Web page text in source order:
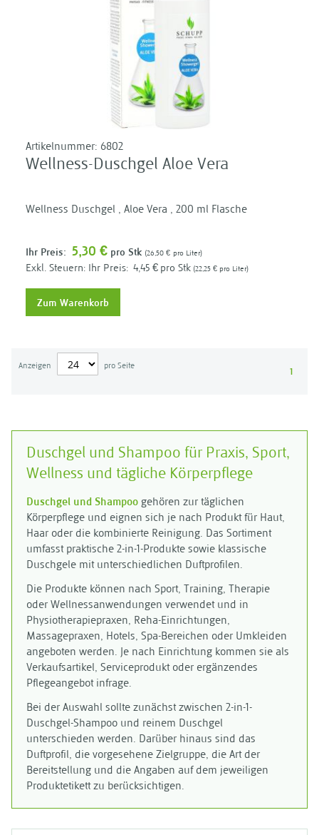
Artikelnummer: 6802
Wellness-Duschgel Aloe Vera
Wellness Duschgel , Aloe Vera , 200 ml Flasche
Ihr Preis: 5,30 € pro Stk 26,50 € pro Liter
Ihr Preis: 4,45 € pro Stk 22,25 € pro Liter
Zum Warenkorb
Anzeigen pro Seite 1
Duschgel und Shampoo für Praxis, Sport,
Wellness und tägliche Körperpflege
Duschgel und Shampoo gehören zur täglichen
Körperpflege und eignen sich je nach Produkt für Haut,
Haar oder die kombinierte Reinigung. Das Sortiment
umfasst praktische 2-in-1-Produkte sowie klassische
Duschgele mit unterschiedlichen Duftprofilen.
Die Produkte können nach Sport, Training, Therapie
oder Wellnessanwendungen verwendet und in
Physiotherapiepraxen, Reha-Einrichtungen,
Massagepraxen, Hotels, Spa-Bereichen oder Umkleiden
angeboten werden. Je nach Einrichtung kommen sie als
Verkaufsartikel, Serviceprodukt oder ergänzendes
Pflegeangebot infrage.
Bei der Auswahl sollte zunächst zwischen 2-in-1-
Duschgel-Shampoo und reinem Duschgel
unterschieden werden. Darüber hinaus sind das
Duftprofil, die vorgesehene Zielgruppe, die Art der
Bereitstellung und die Angaben auf dem jeweiligen
Produktetikett zu berücksichtigen.